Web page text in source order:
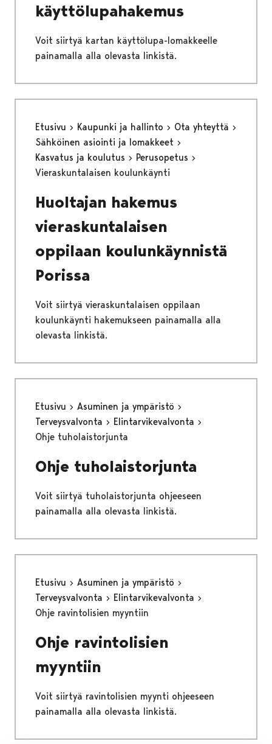
käyttölupahakemus
Voit siirtyä kartan käyttölupa-lomakkeelle
painamalla alla olevasta linkistä.
Etusivu Kaupunki ja hallinto
Ota yhteyttä
Sähköinen asiointi ja lomakkeet
Kasvatus ja koulutus
Perusopetus
Vieraskuntalaisen koulunkäynti
Huoltajan hakemus
vieraskuntalaisen
oppilaan koulunkäynnistä
Porissa
Voit siirtyä vieraskuntalaisen oppilaan
koulunkäynti hakemukseen painamalla alla
olevasta linkistä.
Etusivu
Asuminen ja ympäristö
Terveysvalvonta
Elintarvikevalvonta
Ohje tuholaistorjunta
Ohje tuholaistorjunta
Voit siirtyä tuholaistorjunta ohjeeseen
painamalla alla olevasta linkistä.
Etusivu
Asuminen ja ympäristö
Terveysvalvonta
Elintarvikevalvonta
Ohje ravintolisien myyntiin
Ohje ravintolisien
myyntiin
Voit siirtyä ravintolisien myynti ohjeeseen
painamalla alla olevasta linkistä.